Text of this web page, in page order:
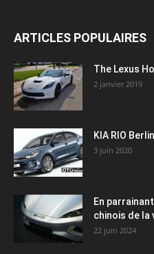
ARTICLES POPULAIRES
The Lexus
2 janvier 2019
KIA RIO
3 juin 2020
En
chinois de la
22 juin 2024